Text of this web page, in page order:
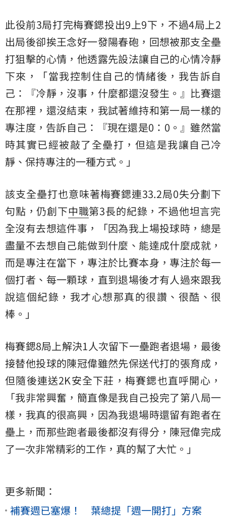
此役前3局打完梅賽鍶投出9上9下，不過4局上2
出局後卻挨王念好一發陽春砲，回想被那支全壘
打狙擊的心情，他透露先設法讓自己的心情冷靜
下來，「當我控制住自己的情緒後，我告訴自
己：『冷靜，沒事，什麼都還沒發生。』比賽還
在那裡，還沒結束，我試著維持和第一局一樣的
專注度，告訴自己：『現在還是0：0。』雖然當
時其實已經被敲了全壘打，但這是我讓自己冷
靜、保持專注的一種方式。」
該支全壘打也意味著梅賽鍶連33.2局0失分劃下
句點，仍創下中職第3長的紀錄，不過他坦言完
全沒有去想這件事，「因為我上場投球時，總是
盡量不去想自己能做到什麼、能達成什麼成就，
而是專注在當下，專注於比賽本身，專注於每一
個打者、每一顆球，直到退場後才有人過來跟我
說這個紀錄，我才心想那真的很讚、很酷、很
棒。」
梅賽鍶8局上解決1人次留下一壘跑者退場，最後
接替他投球的陳冠偉雖然先保送代打的張育成，
但隨後連送2K安全下莊，梅賽鍶也直呼開心，
「我非常興奮，簡直像是我自己投完了第八局一
樣，我真的很高興，因為我退場時還留有跑者在
壘上，而那些跑者最後都沒有得分，陳冠偉完成
了一次非常精彩的工作，真的幫了大忙。」
更多新聞：
補賽週已塞爆！ 葉總提「週一開打」方案